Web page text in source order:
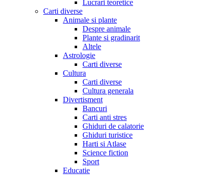
Lucrari teoretice
Carti diverse
Animale si plante
Despre animale
Plante si gradinarit
Altele
Astrologie
Carti diverse
Cultura
Carti diverse
Cultura generala
Divertisment
Bancuri
Carti anti stres
Ghiduri de calatorie
Ghiduri turistice
Harti si Atlase
Science fiction
Sport
Educatie